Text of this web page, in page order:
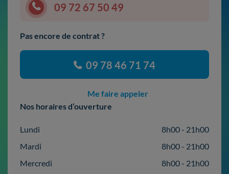
09 72 67 50 49
Pas encore de contrat ?
09 78 46 71 74
Me faire appeler
Nos horaires d’ouverture
Lundi
8h00 - 21h00
Mardi
8h00 - 21h00
Mercredi
8h00 - 21h00